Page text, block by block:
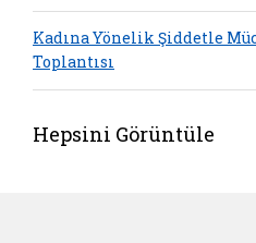
Kadına Yönelik Şiddetle
Toplantısı
Hepsini Görüntüle